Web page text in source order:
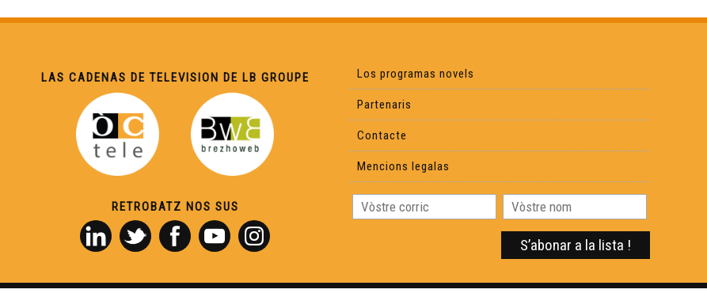
LAS CADENAS DE TELEVISION DE LB GROUPE
RETROBATZ NOS SUS
Los programas novels
Partenaris
Contacte
Mencions legalas